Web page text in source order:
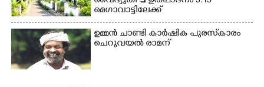
മെഗാവാട്ടിലേക്ക്
ഉമ്മൻ ചാണ്ടി കാർഷിക പുരസ്‌കാരം
ചെറുവയൽ രാമന്